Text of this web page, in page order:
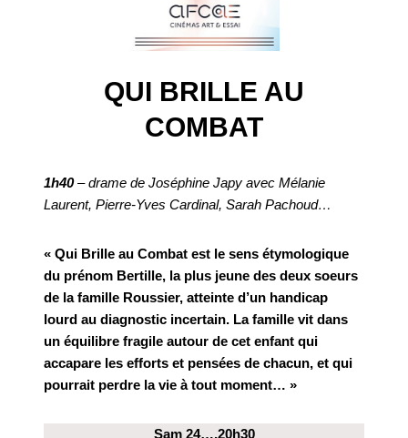
QUI BRILLE AU
COMBAT
1h40– drame de Joséphine Japy avec Mélanie
Laurent, Pierre-Yves Cardinal, Sarah Pachoud…
« Qui Brille au Combat est le sens étymologique
du prénom Bertille, la plus jeune des deux soeurs
de la famille Roussier, atteinte d’un handicap
lourd au diagnostic incertain. La famille vit dans
un équilibre fragile autour de cet enfant qui
accapare les efforts et pensées de chacun, et qui
pourrait perdre la vie à tout moment… »
Sam 24….20h30